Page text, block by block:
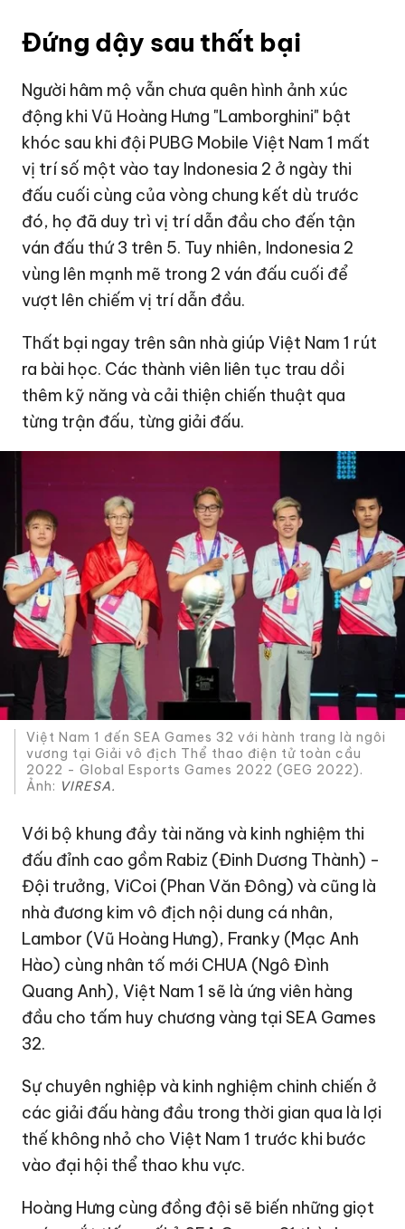
Đứng dậy sau thất bại
Người hâm mộ vẫn chưa quên hình ảnh xúc
động khi Vũ Hoàng Hưng "Lamborghini" bật
khóc sau khi đội PUBG Mobile Việt Nam 1 mất
vị trí số một vào tay Indonesia 2 ở ngày thi
đấu cuối cùng của vòng chung kết dù trước
đó, họ đã duy trì vị trí dẫn đầu cho đến tận
ván đấu thứ 3 trên 5. Tuy nhiên, Indonesia 2
vùng lên mạnh mẽ trong 2 ván đấu cuối để
vượt lên chiếm vị trí dẫn đầu.
Thất bại ngay trên sân nhà giúp Việt Nam 1 rút
ra bài học. Các thành viên liên tục trau dồi
thêm kỹ năng và cải thiện chiến thuật qua
từng trận đấu, từng giải đấu.
Việt Nam 1 đến SEA Games 32 với hành trang là ngôi
vương tại Giải vô địch Thể thao điện tử toàn cầu
2022 - Global Esports Games 2022 (GEG 2022).
Ảnh: VIRESA.
Với bộ khung đầy tài năng và kinh nghiệm thi
đấu đỉnh cao gồm Rabiz (Đinh Dương Thành) -
Đội trưởng, ViCoi (Phan Văn Đông) và cũng là
nhà đương kim vô địch nội dung cá nhân,
Lambor (Vũ Hoàng Hưng), Franky (Mạc Anh
Hào) cùng nhân tố mới CHUA (Ngô Đình
Quang Anh), Việt Nam 1 sẽ là ứng viên hàng
đầu cho tấm huy chương vàng tại SEA Games
32.
Sự chuyên nghiệp và kinh nghiệm chinh chiến ở
các giải đấu hàng đầu trong thời gian qua là lợi
thế không nhỏ cho Việt Nam 1 trước khi bước
vào đại hội thể thao khu vực.
Hoàng Hưng cùng đồng đội sẽ biến những giọt